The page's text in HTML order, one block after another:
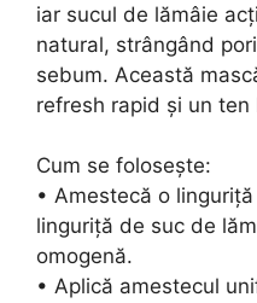
iar sucul de lămâie
natural, strângând
sebum. Această
refresh rapid și un ten
Cum se folosește:
• Amestecă o
linguriță de suc de
omogenă.
• Aplică amestecul